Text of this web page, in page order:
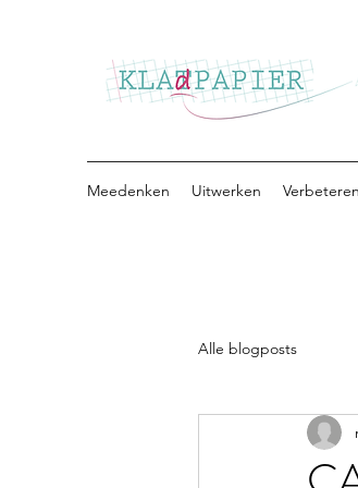
Meedenken Uitwerken Verbeteren
Alle blogposts